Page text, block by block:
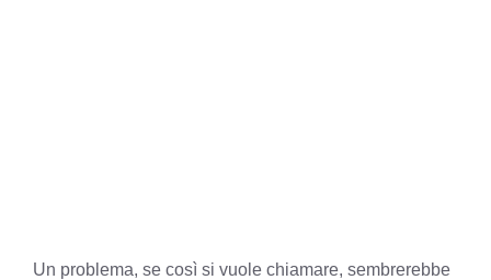
Un problema, se così si vuole chiamare, sembrerebbe